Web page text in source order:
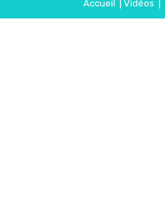
Accueil Vidéos